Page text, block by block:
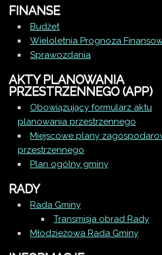
FINANSE
Budżet
Wieloletnia Prognoza
Sprawozdania
AKTY PLANOWANIA
PRZESTRZENNEGO (APP)
Obowiązujący formularz aktu
planowania przestrzennego
Miejscowe plany
przestrzennego
Plan ogólny gminy
RADY
Rada Gminy
Transmisja obrad Rady
Młodzieżowa Rada Gminy